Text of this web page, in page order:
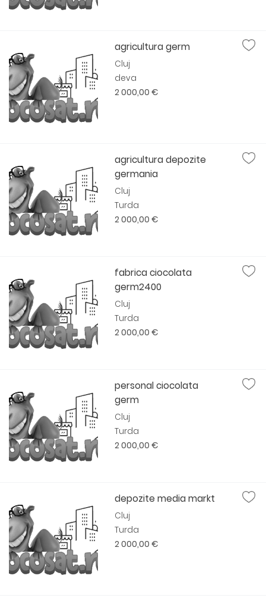
agricultura germ
Cluj
deva
2 000,00 €
agricultura depozite
germania
Cluj
Turda
2 000,00 €
fabrica ciocolata
germ2400
Cluj
Turda
2 000,00 €
personal ciocolata
germ
Cluj
Turda
2 000,00 €
depozite media markt
Cluj
Turda
2 000,00 €